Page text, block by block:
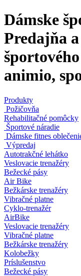
Dámske
Predajňa
animio,
Produkty
Požičovňa
Rehabilitačné pomôcky
Športové náradie
Dámske fitnes
Výpredaj
Autotrakčné lehátko
Veslovacie trenažéry
Bežecké pásy
Air Bike
Bežkárske trenažéry
Vibračné platne
Cyklo-trenažér
AirBike
Veslovacie trenažéry
Vibračné platne
Bežkárske trenažéry
Kolobežky
Príslušenstvo
Bežecké pásy